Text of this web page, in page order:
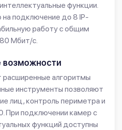
функции.
на подключение до 8 IP-
работу с общим
Мбит/с.
возможности
алгоритмы
инструменты позволяют
лиц, контроль периметра и
При подключении камер с
функций доступны